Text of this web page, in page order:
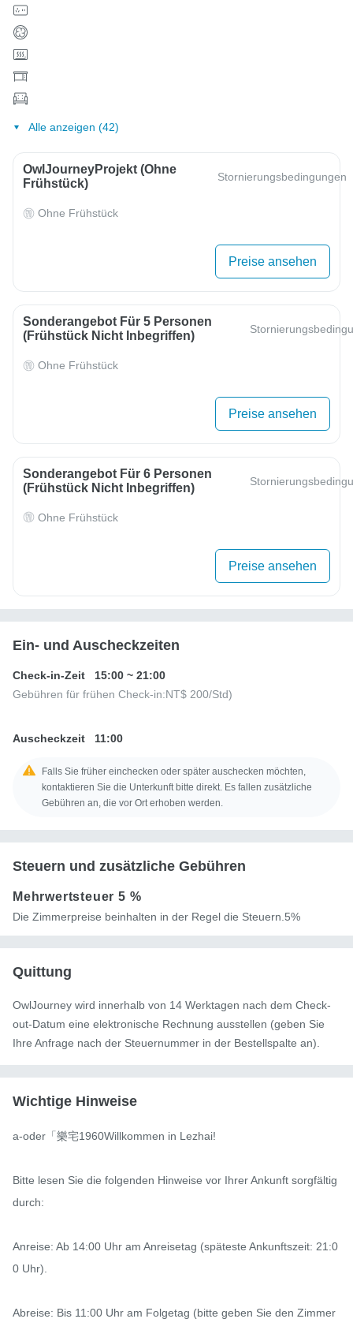
Alle anzeigen (42)
OwlJourneyProjekt (ohne
Frühstück)
Stornierungsbedingungen
Ohne Frühstück
Preise ansehen
Sonderangebot Für 5 Personen
(Frühstück Nicht Inbegriffen)
Ohne Frühstück
Preise ansehen
Sonderangebot Für 6 Personen
(Frühstück Nicht Inbegriffen)
Ohne Frühstück
Preise ansehen
Ein- und Auscheckzeiten
Check-in-Zeit 15:00 ~ 21:00
Gebühren für frühen Check-in:NT$ 200/Std)
Auscheckzeit 11:00
Falls Sie früher einchecken oder später auschecken möchten,
kontaktieren Sie die Unterkunft bitte direkt. Es fallen zusätzliche
Gebühren an, die vor Ort erhoben werden.
Steuern und zusätzliche Gebühren
Mehrwertsteuer5 %
Die Zimmerpreise beinhalten in der Regel die Steuern.5%
Quittung
OwlJourney wird innerhalb von 14 Werktagen nach dem Check-
out-Datum eine elektronische Rechnung ausstellen (geben Sie
Ihre Anfrage nach der Steuernummer in der Bestellspalte an).
Wichtige Hinweise
a-oder「樂宅1960Willkommen in Lezhai!
Bitte lesen Sie die folgenden Hinweise vor Ihrer Ankunft sorgfältig
durch:
Anreise: Ab 14:00 Uhr am Anreisetag (späteste Ankunftszeit: 21:0
0 Uhr).
Abreise: Bis 11:00 Uhr am Folgetag (bitte geben Sie den Zimmer